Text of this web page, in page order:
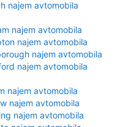
najem avtomobila
najem avtomobila
najem avtomobila
najem avtomobila
najem avtomobila
najem avtomobila
najem avtomobila
najem avtomobila